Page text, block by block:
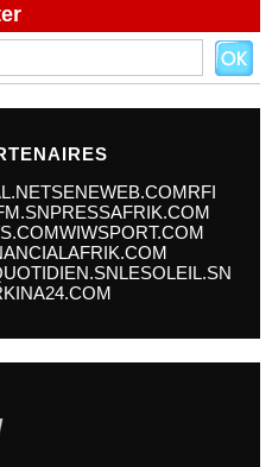
SENEWEB.COMRFI
PRESSAFRIK.COM
WIWSPORT.COM
LESOLEIL.SN